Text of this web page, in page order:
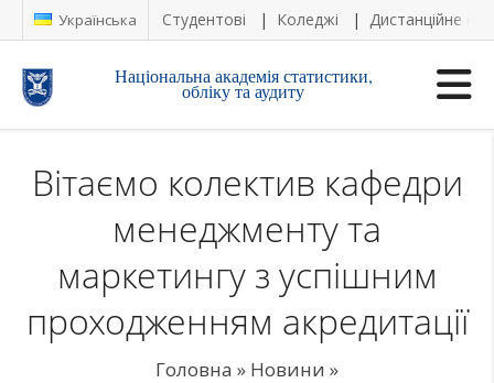
Українська Студентові Коледжі Дистанційне
Національна академія статистики,
обліку та аудиту
Вітаємо колектив кафедри
менеджменту та
маркетингу з успішним
проходженням акредитації
Головна » Новини »